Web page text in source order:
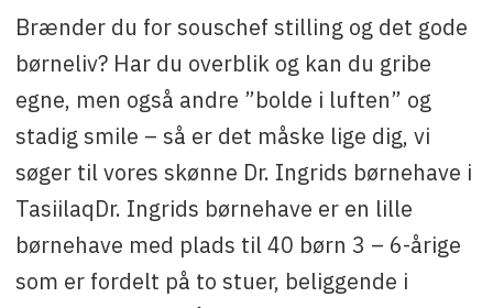
Ansøgningsfrist
: 11. december
Kontakt : Nivi B. Sanimuinaq, tlf. +299 36 78 91
eller e-mail: nbsa@sermersooq.gl
Brænder du for souschef stilling og det gode
børneliv? Har du overblik og kan du gribe
egne, men også andre ”bolde i luften” og
stadig smile – så er det måske lige dig, vi
søger til vores skønne Dr. Ingrids børnehave i
TasiilaqDr. Ingrids børnehave er en lille
børnehave med plads til 40 børn 3 – 6-årige
som er fordelt på to stuer, beliggende i